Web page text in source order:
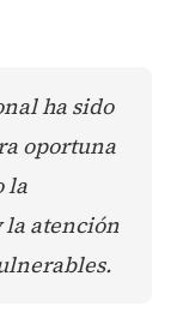
ha sido
oportuna
la
la atención